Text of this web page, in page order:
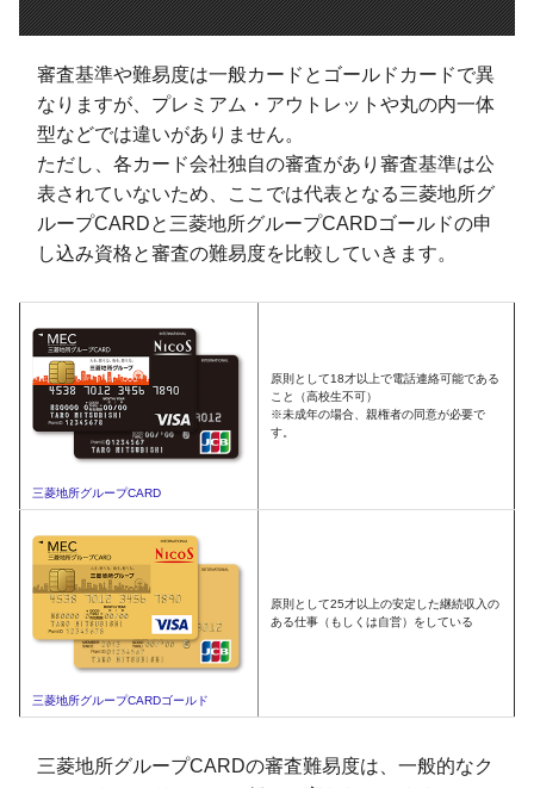
審査基準や難易度は一般カードとゴールドカードで異
なりますが、プレミアム・アウトレットや丸の内一体
型などでは違いがありません。
ただし、各カード会社独自の審査があり審査基準は公
表されていないため、ここでは代表となる三菱地所グ
ループCARDと三菱地所グループCARDゴールドの申
し込み資格と審査の難易度を比較していきます。
三菱地所グループCARD
原則として18才以上で電話連絡可能である
こと（高校生不可）
※未成年の場合、親権者の同意が必要で
す。
三菱地所グループCARDゴールド
原則として25才以上の安定した継続収入の
ある仕事（もしくは自営）をしている
三菱地所グループCARDの審査難易度は、一般的なク